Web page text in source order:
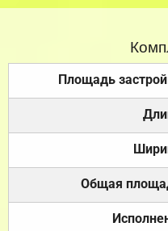
Площадь
Общая